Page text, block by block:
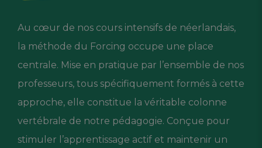
Au cœur de nos cours intensifs de néerlandais,
la méthode du Forcing occupe une place
centrale. Mise en pratique par l’ensemble de nos
professeurs, tous spécifiquement formés à cette
approche, elle constitue la véritable colonne
vertébrale de notre pédagogie. Conçue pour
stimuler l’apprentissage actif et maintenir un